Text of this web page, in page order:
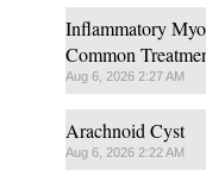
Inflammatory
Common
Aug 6, 2026 2:27 AM
Arachnoid Cyst
Aug 6, 2026 2:22 AM